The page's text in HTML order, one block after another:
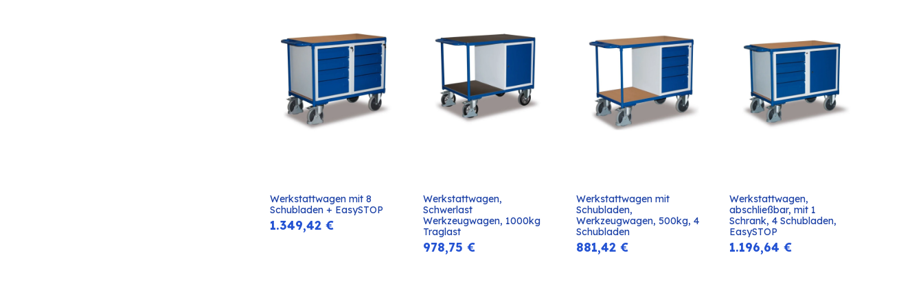
In den
Warenkorb
Werkstattwagen mit 8
Schubladen + EasySTOP
1.349,42€
In den
Warenkorb
Werkstattwagen,
Schwerlast
Werkzeugwagen, 1000kg
Traglast
978,75 €
In den
Warenkorb
Werkstattwagen mit
Schubladen,
Werkzeugwagen, 500kg, 4
Schubladen
881,42 €
In den
Warenkorb
Werkstattwagen,
abschließbar, mit 1
Schrank, 4 Schubladen,
EasySTOP
1.196,64 €